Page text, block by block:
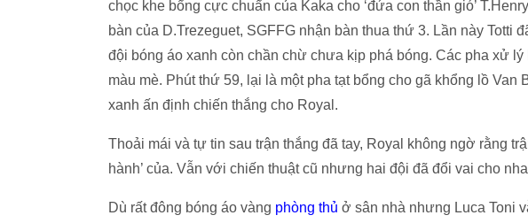
chọc khe bổng cực chuẩn của Kaka cho ‘đứa con thần gió’
bàn của D.Trezeguet, SGFFG nhận bàn thua thứ 3. Lần này Totti
đội bóng áo xanh còn chần chừ chưa kịp phá bóng. Các pha xử
màu mè. Phút thứ 59, lại là một pha tạt bổng cho gã khổng lồ
xanh ấn định chiến thắng cho Royal.
Thoải mái và tự tin sau trận thắng đã tay, Royal không ngờ rằng
hành’ của. Vẫn với chiến thuật cũ nhưng hai đội đã đổi vai cho
Dù rất đông bóng áo vàng phòng thủ ở sân nhà nhưng Luca Toni